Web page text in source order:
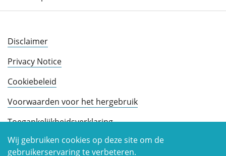
Wij gebruiken cookies op deze site om de
gebruikerservaring te verbeteren.
Disclaimer
Privacy Notice
Cookiebeleid
Voorwaarden voor het hergebruik
Toegankelijkheidsverklaring